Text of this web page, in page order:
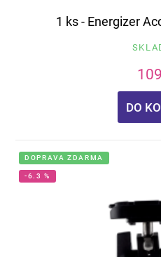
1 ks - Energizer
109
DO
DOPRAVA ZDARMA
-6.3 %